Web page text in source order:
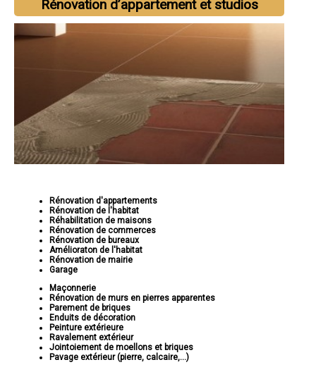
Rénovation d’appartement et studios
Rénovation d'appartements
Rénovation de l'habitat
Réhabilitation de maisons
Rénovation de commerces
Rénovation de bureaux
Amélioraton de l'habitat
Rénovation de mairie
Garage
Maçonnerie
Rénovation de murs en pierres apparentes
Parement de briques
Enduits de décoration
Peinture extérieure
Ravalement extérieur
Jointoiement de moellons et briques
Pavage extérieur (pierre, calcaire,...)